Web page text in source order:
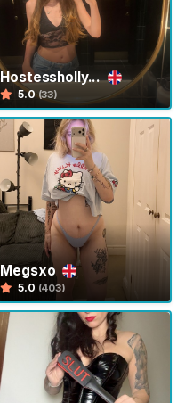
Hostessholly...
5.0 (33)
Megsxo
5.0 (403)